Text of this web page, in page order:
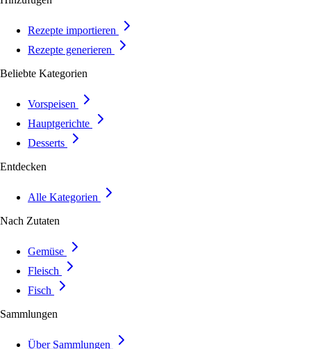
Rezepte importieren
Rezepte generieren
Beliebte Kategorien
Vorspeisen
Hauptgerichte
Desserts
Entdecken
Alle Kategorien
Nach Zutaten
Gemüse
Fleisch
Fisch
Sammlungen
Über Sammlungen